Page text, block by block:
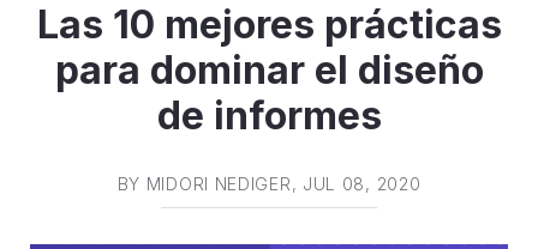
Las 10 mejores prácticas
para dominar el diseño
de informes
BY MIDORI NEDIGER, JUL 08, 2020